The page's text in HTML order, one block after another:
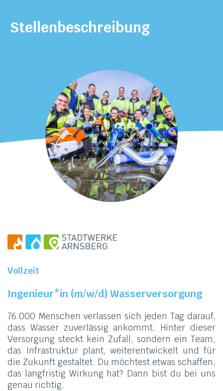
Stellen­beschreibung
Vollzeit
Ingenieur*in (m/w/d) Wasserversorgung
76.000 Menschen verlassen sich jeden Tag darauf,
dass Wasser zuverlässig ankommt. Hinter dieser
Versorgung steckt kein Zufall, sondern ein Team,
das Infrastruktur plant, weiterentwickelt und für
die Zukunft gestaltet. Du möchtest etwas schaffen,
das langfristig Wirkung hat? Dann bist du bei uns
genau richtig.